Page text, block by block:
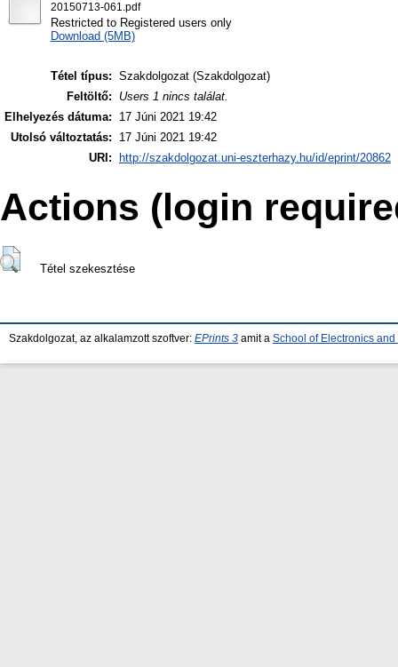
20150713-061.pdf
Restricted to Registered users only
Download (5MB)
Tétel típus: Szakdolgozat (Szakdolgozat)
Feltöltő:
Users 1 nincs találat.
Elhelyezés dátuma:
17 Júni 2021 19:42
Utolsó változtatás:
17 Júni 2021 19:42
URI:
http://szakdolgozat.uni-eszterhazy.hu/id/eprint/20862
Actions (login
Tétel szekesztése
Szakdolgozat, az alkalamzott szoftver: EPrints 3 amit a School of Electronics